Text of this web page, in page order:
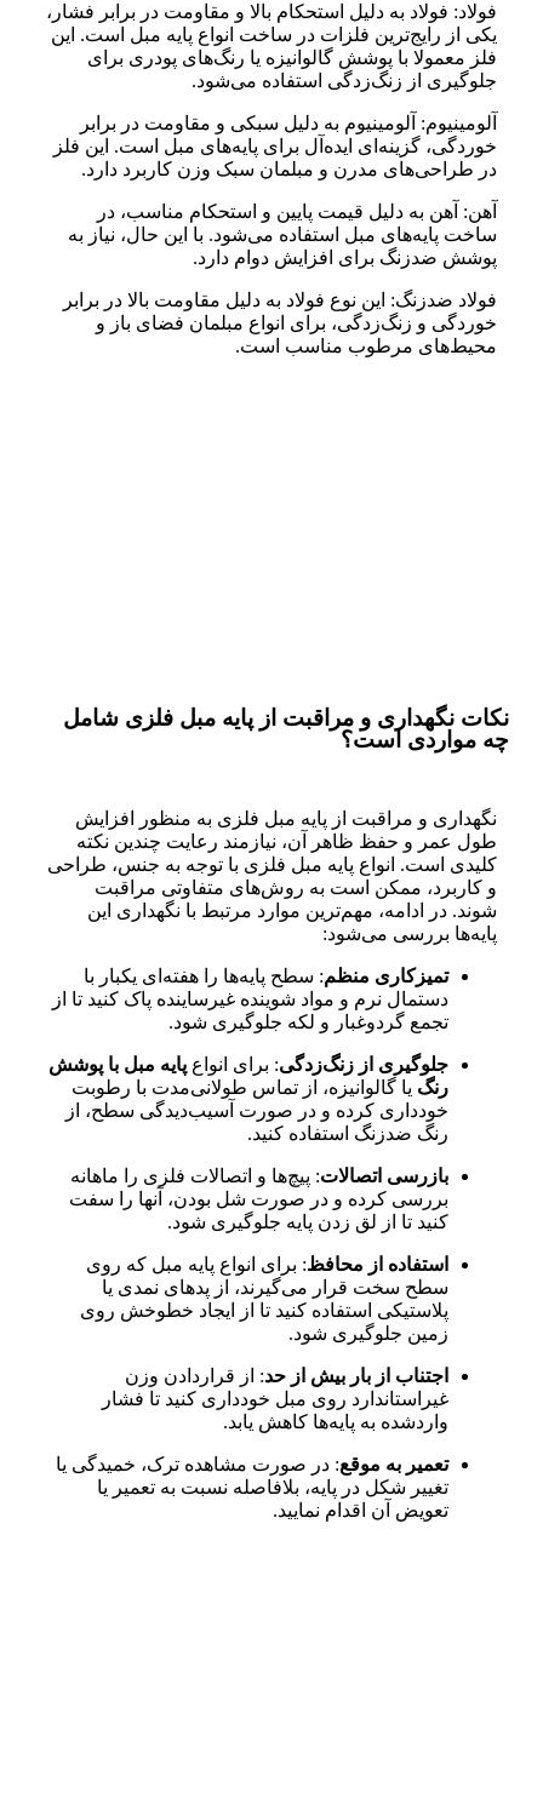
فولاد: فولاد به دلیل استحکام بالا و مقاومت در برابر فشار،
یکی از رایج‌ترین فلزات در ساخت انواع پایه مبل است. این
فلز معمولا با پوشش گالوانیزه یا رنگ‌های پودری برای
جلوگیری از زنگ‌زدگی استفاده می‌شود.
آلومینیوم: آلومینیوم به دلیل سبکی و مقاومت در برابر
خوردگی، گزینه‌ای ایده‌آل برای پایه‌های مبل است. این فلز
در طراحی‌های مدرن و مبلمان سبک وزن کاربرد دارد.
آهن: آهن به دلیل قیمت پایین و استحکام مناسب، در
ساخت پایه‌های مبل استفاده می‌شود. با این حال، نیاز به
پوشش ضدزنگ برای افزایش دوام دارد.
فولاد ضدزنگ: این نوع فولاد به دلیل مقاومت بالا در برابر
خوردگی و زنگ‌زدگی، برای انواع مبلمان فضای باز و
محیط‌های مرطوب مناسب است.
نکات نگهداری و مراقبت از پایه مبل فلزی شامل
چه مواردی است؟
نگهداری و مراقبت از پایه مبل فلزی به منظور افزایش
طول عمر و حفظ ظاهر آن، نیازمند رعایت چندین نکته
کلیدی است. انواع پایه مبل فلزی با توجه به جنس، طراحی
و کاربرد، ممکن است به روش‌های متفاوتی مراقبت
شوند. در ادامه، مهم‌ترین موارد مرتبط با نگهداری این
پایه‌ها بررسی می‌شود:
تمیزکاری منظم: سطح پایه‌ها را هفته‌ای یکبار با
دستمال نرم و مواد شوینده غیرساینده پاک کنید تا از
تجمع گردوغبار و لکه جلوگیری شود.
جلوگیری از زنگ‌زدگی: برای انواع پایه مبل با پوشش
رنگ یا گالوانیزه، از تماس طولانی‌مدت با رطوبت
خودداری کرده و در صورت آسیب‌دیدگی سطح، از
رنگ ضدزنگ استفاده کنید.
بازرسی اتصالات: پیچ‌ها و اتصالات فلزی را ماهانه
بررسی کرده و در صورت شل بودن، آنها را سفت
کنید تا از لق زدن پایه جلوگیری شود.
استفاده از محافظ: برای انواع پایه مبل که روی
سطح سخت قرار می‌گیرند، از پدهای نمدی یا
پلاستیکی استفاده کنید تا از ایجاد خطوخش روی
زمین جلوگیری شود.
اجتناب از بار بیش از حد: از قراردادن وزن
غیراستاندارد روی مبل خودداری کنید تا فشار
واردشده به پایه‌ها کاهش یابد.
تعمیر به موقع: در صورت مشاهده ترک، خمیدگی یا
تغییر شکل در پایه، بلافاصله نسبت به تعمیر یا
تعویض آن اقدام نمایید.